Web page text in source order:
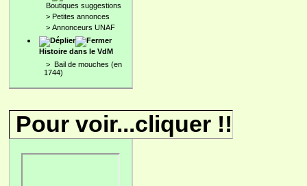
Boutiques suggestions
> Petites annonces
> Annonceurs UNAF
Histoire dans le VdM
> Bail de mouches (en
1744)
Pour voir...cliquer !!